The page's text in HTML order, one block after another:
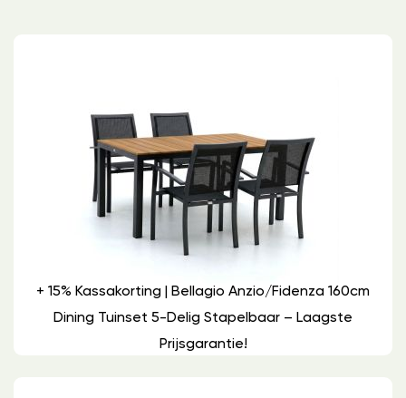
+ 15% Kassakorting | Bellagio Anzio/Fidenza 160cm
Dining Tuinset 5-Delig Stapelbaar – Laagste
Prijsgarantie!